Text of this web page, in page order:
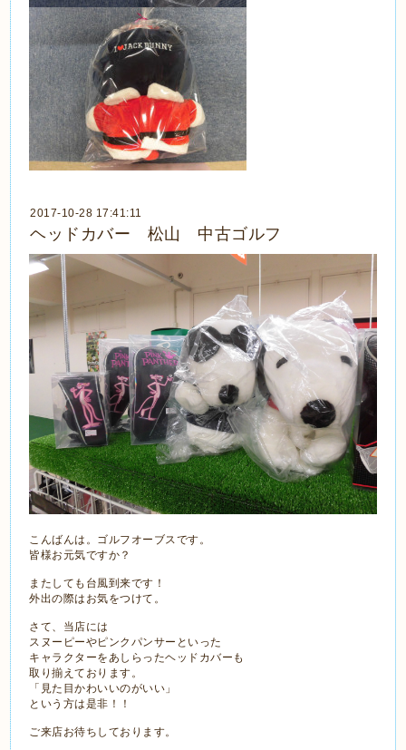
2017-10-28 17:41:11
ヘッドカバー 松山 中古ゴルフ
こんばんは。ゴルフオーブスです。
皆様お元気ですか？
またしても台風到来です！
外出の際はお気をつけて。
さて、当店には
スヌーピーやピンクパンサーといった
キャラクターをあしらったヘッドカバーも
取り揃えております。
「見た目かわいいのがいい」
という方は是非！！
ご来店お待ちしております。